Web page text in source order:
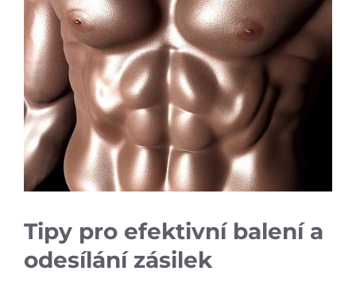
Tipy pro efektivní balení a
odesílání zásilek